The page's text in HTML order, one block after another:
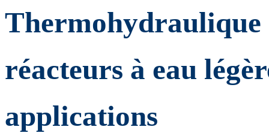
Thermohydraulique
réacteurs à eau
applications